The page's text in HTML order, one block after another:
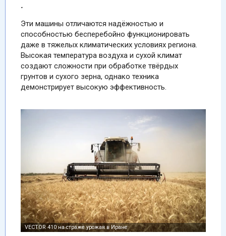
.
Эти машины отличаются надёжностью и
способностью бесперебойно функционировать
даже в тяжелых климатических условиях региона.
Высокая температура воздуха и сухой климат
создают сложности при обработке твёрдых
грунтов и сухого зерна, однако техника
демонстрирует высокую эффективность.